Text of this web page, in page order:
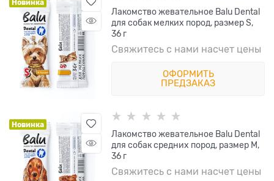
Новинка
Лакомство жевательное Balu Dental
для собак мелких пород, размер S,
36 г
Свяжитесь с нами насчет цены
ОФОРМИТЬ
ПРЕДЗАКАЗ
Новинка
Лакомство жевательное Balu Dental
для собак средних пород, размер M,
36 г
Свяжитесь с нами насчет цены